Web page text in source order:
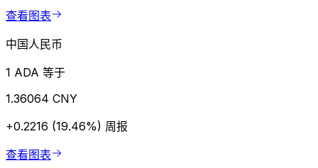
查看图表
中国人民币
1 ADA 等于
1.36064 CNY
+0.2216 (19.46%) 周报
查看图表